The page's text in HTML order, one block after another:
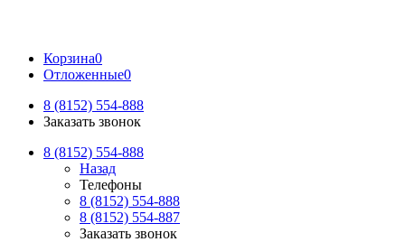
Корзина0
Отложенные0
8 (8152) 554-888
Заказать звонок
8 (8152) 554-888
Назад
Телефоны
8 (8152) 554-888
8 (8152) 554-887
Заказать звонок